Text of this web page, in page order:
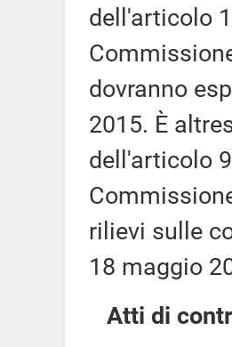
dell'articolo
dovranno
2015. È
dell'articolo
rilievi sulle
18 maggio
Atti di